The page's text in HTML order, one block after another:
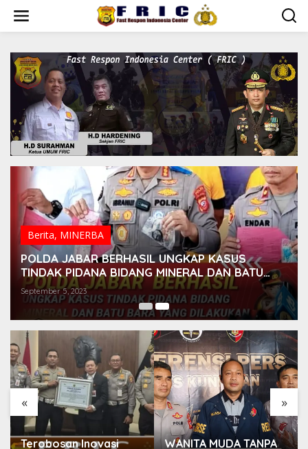
konten
Berita, MINERBA
POLDA JABAR BERHASIL UNGKAP KASUS
TINDAK PIDANA BIDANG MINERAL DAN BATU
BARA YANG DILAKUKAN TANPA IZIN
September 5, 2023
« »
Terobosan Inovasi
WANITA MUDA TANPA